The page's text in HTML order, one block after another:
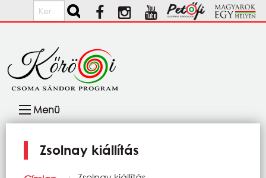
Ugrás a tartalomra
Keresés
navigáció
Menü
Zsolnay kiállítás
Morzsa